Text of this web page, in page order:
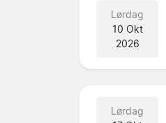
Lørdag
10 Okt
2026
Lørdag